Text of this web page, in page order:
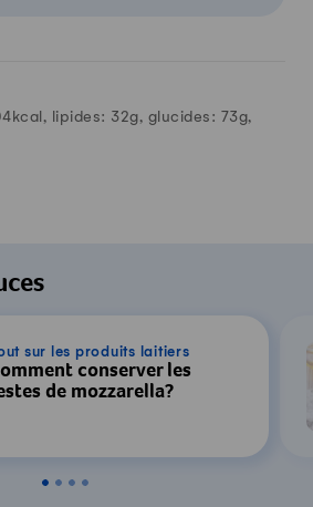
kcal, lipides: 32g, glucides: 73g,
sur les produits laitiers
conserver les
de mozzarella?